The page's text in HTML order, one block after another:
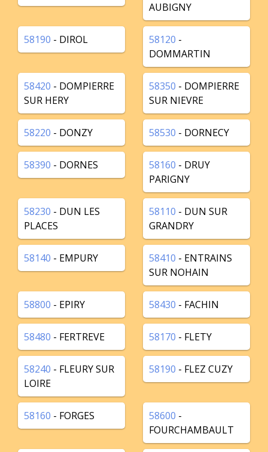
AUBIGNY
58190 - DIROL 58120 -
DOMMARTIN
58420 - DOMPIERRE
SUR HERY
58350 - DOMPIERRE
SUR NIEVRE
58220 - DONZY 58530 - DORNECY
58390 - DORNES 58160 - DRUY
PARIGNY
58230 - DUN LES
PLACES
58110 - DUN SUR
GRANDRY
58140 - EMPURY 58410 - ENTRAINS
SUR NOHAIN
58800 - EPIRY 58430 - FACHIN
58480 - FERTREVE 58170 - FLETY
58240 - FLEURY SUR
LOIRE
58190 - FLEZ CUZY
58160 - FORGES 58600 -
FOURCHAMBAULT